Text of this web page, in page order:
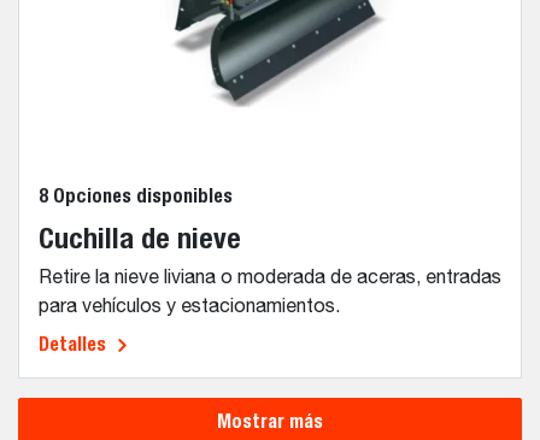
8 Opciones disponibles
Cuchilla de nieve
Retire la nieve liviana o moderada de aceras, entradas
para vehículos y estacionamientos.
Detalles
Mostrar más